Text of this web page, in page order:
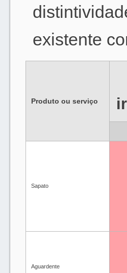
existente
Produto ou serviço
Sapato
Aguardente